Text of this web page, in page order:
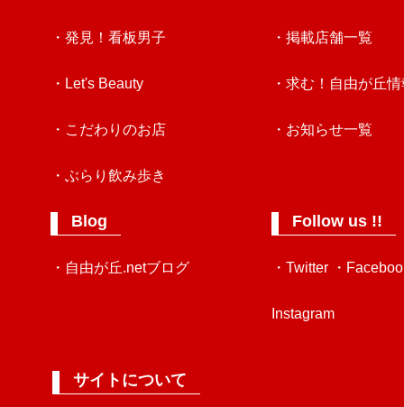
・発見！看板男子
・Let's Beauty
・こだわりのお店
・ぶらり飲み歩き
Blog
・自由が丘.netブログ
・掲載店舗一覧
・求む！自由が丘
・お知らせ一覧
Follow us !!
・Twitter ・
Instagram
サイトについて